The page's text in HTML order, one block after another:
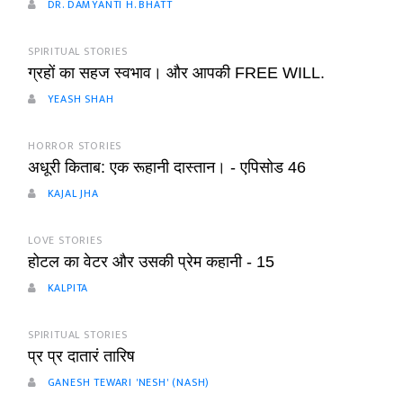
DR. DAMYANTI H. BHATT
SPIRITUAL STORIES
ग्रहों का सहज स्वभाव। और आपकी FREE WILL.
YEASH SHAH
HORROR STORIES
अधूरी किताब: एक रूहानी दास्तान। - एपिसोड 46
KAJAL JHA
LOVE STORIES
होटल का वेटर और उसकी प्रेम कहानी - 15
KALPITA
SPIRITUAL STORIES
प्र प्र दातारं तारिष
GANESH TEWARI 'NESH' (NASH)